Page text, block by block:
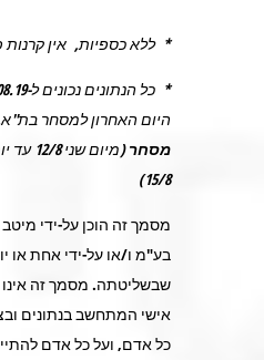
* ללא כספיות, אין קרנות
היום האחרון למסחר
מסחר(מיום שני 12/8 עד יום חמישי
15/8)
מסמך זה הוכן על-ידי
בע"מ ו/או על-ידי אחת או
שבשליטתה. מסמך זה אינו
אישי המתחשב בנתונים
כל אדם, ועל כל אדם